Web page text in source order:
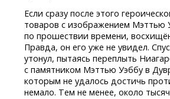
Если сразу после этого
товаров с изображением
по прошествии времени,
Правда, он его уже не увидел.
утонул, пытаясь переплыть
с памятником Мэттью Уэббу в
которым не удалось достичь
немало. Тем не менее, около